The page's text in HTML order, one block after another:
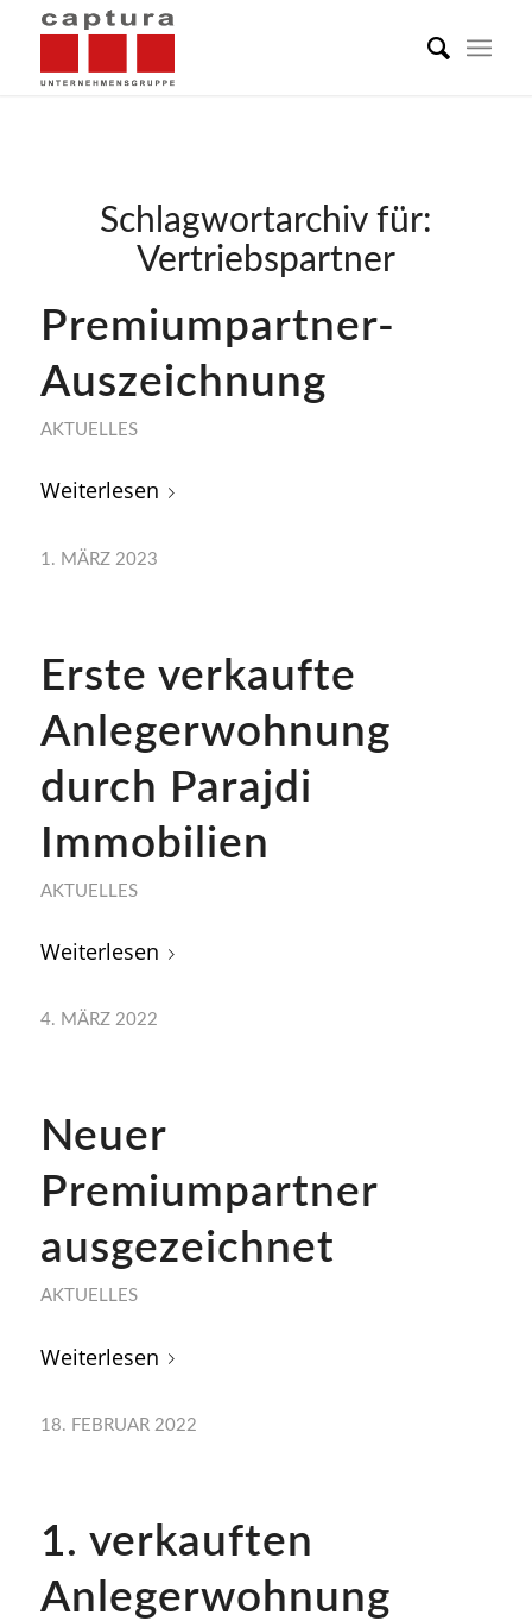
Schlagwortarchiv für:
Vertriebspartner
Premiumpartner-
Auszeichnung
AKTUELLES
Weiterlesen
1. MÄRZ 2023
Erste verkaufte
Anlegerwohnung
durch Parajdi
Immobilien
AKTUELLES
Weiterlesen
4. MÄRZ 2022
Neuer
Premiumpartner
ausgezeichnet
AKTUELLES
Weiterlesen
18. FEBRUAR 2022
1. verkauften
Anlegerwohnung